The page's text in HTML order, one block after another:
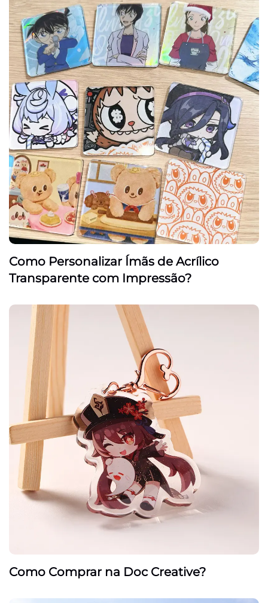
Como Personalizar Ímãs de Acrílico
Transparente com Impressão?
Como Comprar na Doc Creative?